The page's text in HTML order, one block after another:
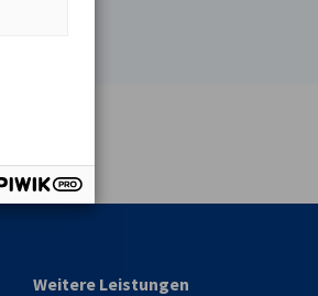
Weitere Leistungen